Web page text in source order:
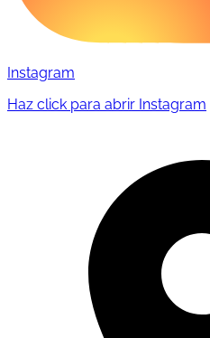
Instagram
Haz click para abrir Instagram